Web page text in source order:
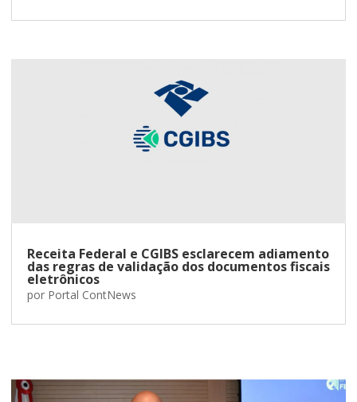
Receita Federal e CGIBS esclarecem adiamento
das regras de validação dos documentos fiscais
eletrônicos
por Portal ContNews